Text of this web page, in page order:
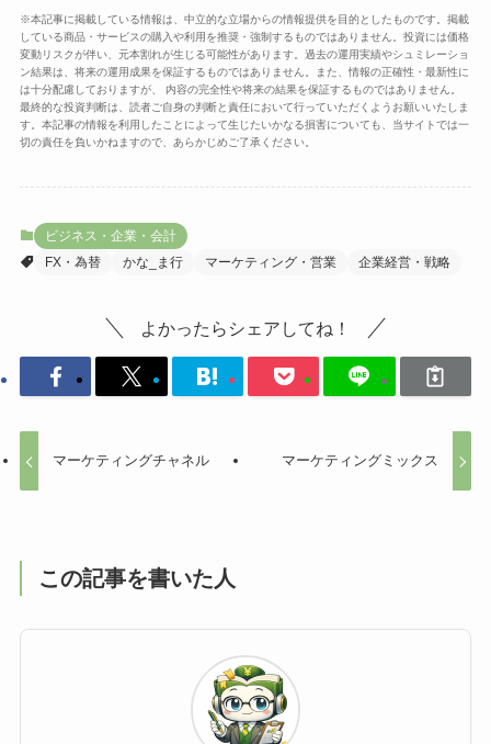
※本記事に掲載している情報は、中立的な立場からの情報提供を目的としたものです。掲載
している商品・サービスの購入や利用を推奨・強制するものではありません。投資には価格
変動リスクが伴い、元本割れが生じる可能性があります。過去の運用実績やシュミレーショ
ン結果は、将来の運用成果を保証するものではありません。また、情報の正確性・最新性に
は十分配慮しておりますが、 内容の完全性や将来の結果を保証するものではありません。
最終的な投資判断は、読者ご自身の判断と責任において行っていただくようお願いいたしま
す。本記事の情報を利用したことによって生じたいかなる損害についても、当サイトでは一
切の責任を負いかねますので、あらかじめご了承ください。
ビジネス・企業・会計
FX・為替
かな_ま行 マーケティング・営業 企業経営・戦略
よかったらシェアしてね！
マーケティングチャネル マーケティングミックス
この記事を書いた人